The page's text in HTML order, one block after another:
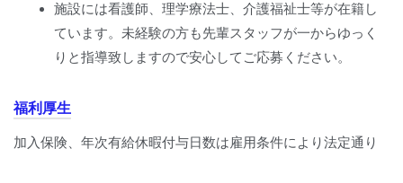
施設には看護師、理学療法士、介護福祉士等が在籍し
ています。未経験の方も先輩スタッフが一からゆっく
りと指導致しますので安心してご応募ください。
福利厚生
加入保険、年次有給休暇付与日数は雇用条件により法定通り